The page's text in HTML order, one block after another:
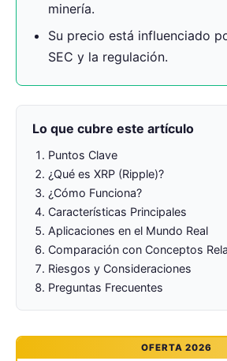
minería.
Su precio está influenciado
SEC y la regulación.
Lo que cubre este artículo
Puntos Clave
¿Qué es XRP (Ripple)?
¿Cómo Funciona?
Características Principales
Aplicaciones en el Mundo Real
Comparación con Conceptos
Riesgos y Consideraciones
Preguntas Frecuentes
OFERTA 2026